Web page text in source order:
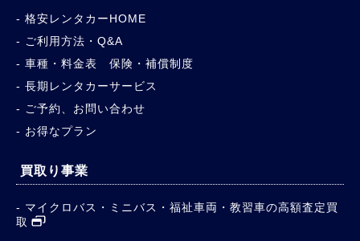
格安レンタカーHOME
ご利用方法・Q&A
車種・料金表 保険・補償制度
長期レンタカーサービス
ご予約、お問い合わせ
お得なプラン
買取り事業
マイクロバス・ミニバス・福祉車両・教習車の高額査定買
取